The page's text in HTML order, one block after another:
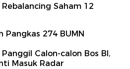
Saham 12
Pangkas 274 BUMN
Calon-calon Bos BI,
Masuk Radar